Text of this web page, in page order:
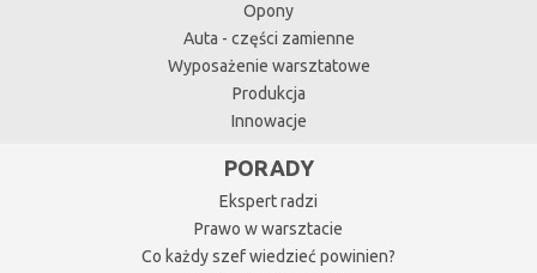
Opony
Auta - części zamienne
Wyposażenie warsztatowe
Produkcja
Innowacje
PORADY
Ekspert radzi
Prawo w warsztacie
Co każdy szef wiedzieć powinien?